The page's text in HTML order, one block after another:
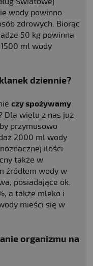
wody powinno
zdrowych. Biorąc
50 kg powinna
ml wody
dziennie?
czy spożywamy
Dla wielu z nas już
przymusowo
2000 ml wody
ilości
także w
źródłem wody w
posiadające ok.
a także mleko i
mieści się w
organizmu na